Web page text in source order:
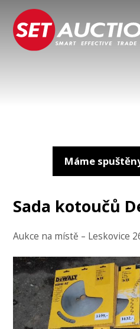
Máme
Sada kotoučů
Aukce na místě – Leskovice